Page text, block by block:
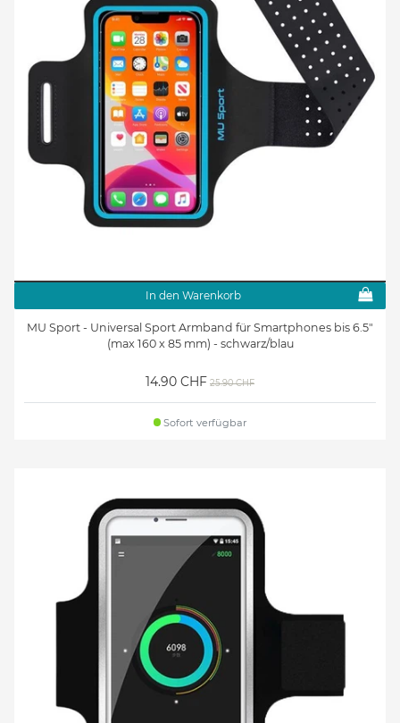
In den Warenkorb
MU Sport - Universal Sport Armband für Smartphones bis 6.5"
(max 160 x 85 mm) - schwarz/blau
14.90 CHF 25.90 CHF
Sofort verfügbar